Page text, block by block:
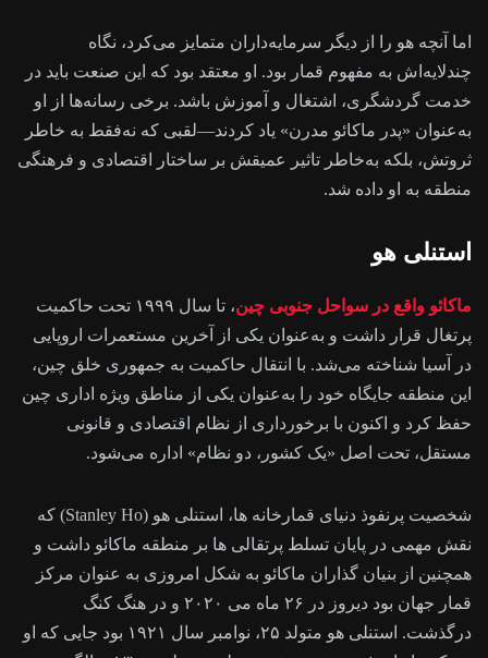
اما آنچه هو را از دیگر سرمایه‌داران متمایز می‌کرد، نگاه
چندلایه‌اش به مفهوم قمار بود. او معتقد بود که این صنعت باید در
خدمت گردشگری، اشتغال و آموزش باشد. برخی رسانه‌ها از او
به‌عنوان «پدر ماکائو مدرن» یاد کردند—لقبی که نه‌فقط به خاطر
ثروتش، بلکه به‌خاطر تاثیر عمیقش بر ساختار اقتصادی و فرهنگی
منطقه به او داده شد.
استنلی هو
ماکائو واقع در سواحل جنوبی چین
، تا سال ۱۹۹۹ تحت حاکمیت
پرتغال قرار داشت و به‌عنوان یکی از آخرین مستعمرات اروپایی
در آسیا شناخته می‌شد. با انتقال حاکمیت به جمهوری خلق چین،
این منطقه جایگاه خود را به‌عنوان یکی از مناطق ویژه اداری چین
حفظ کرد و اکنون با برخورداری از نظام اقتصادی و قانونی
مستقل، تحت اصل «یک کشور، دو نظام» اداره می‌شود.
شخصیت پرنفوذ دنیای قمارخانه ها، استنلی هو (Stanley Ho) که
نقش مهمی در پایان تسلط پرتقالی ها بر منطقه ماکائو داشت و
همچنین از بنیان گذاران ماکائو به شکل امروزی به عنوان مرکز
قمار جهان بود دیروز در ۲۶ ماه می ۲۰۲۰ و در هنگ کنگ
درگذشت. استنلی هو متولد ۲۵، نوامبر سال ۱۹۲۱ بود جایی که او